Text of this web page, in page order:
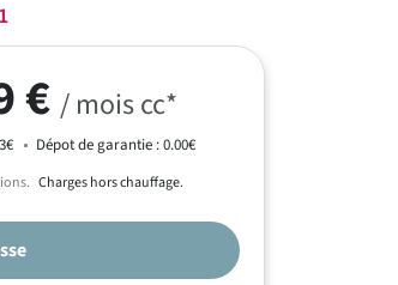
€/ mois cc*
Dépot de garantie : 0.00€
Charges hors chauffage.